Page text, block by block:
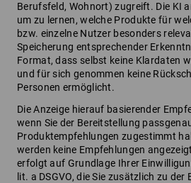
Berufsfeld, Wohnort) zugreift. Die KI
um zu lernen, welche Produkte für
bzw. einzelne Nutzer besonders
Speicherung entsprechender
Format, dass selbst keine Klardaten
und für sich genommen keine
Personen ermöglicht.
Die Anzeige hierauf basierender
wenn Sie der Bereitstellung
Produktempfehlungen zugestimmt
werden keine Empfehlungen
erfolgt auf Grundlage Ihrer
lit. a DSGVO, die Sie zusätzlich zu